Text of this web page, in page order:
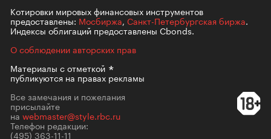
Котировки мировых финансовых инструментов
предоставлены: Мосбиржа, Санкт-Петербургская биржа.
Индексы облигаций предоставлены Cbonds.
О соблюдении авторских прав
Материалы сотметкой
публикуются на правах рекламы
Все замечания и пожелания
присылайте
на webmaster@style.rbc.ru
Телефон редакции:
(495) 363-11-11